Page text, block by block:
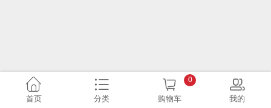
首页 分类 购物车
0
我的